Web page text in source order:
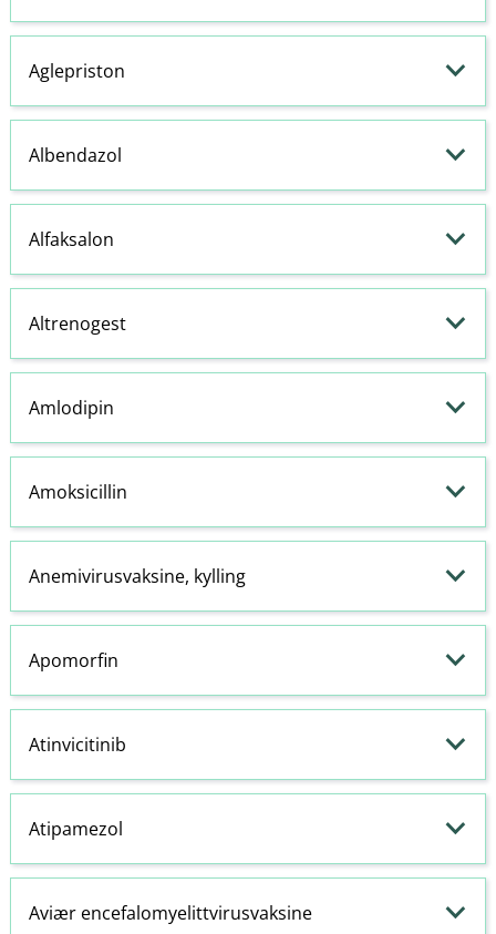
Aglepriston
Albendazol
Alfaksalon
Altrenogest
Amlodipin
Amoksicillin
Anemivirusvaksine, kylling
Apomorfin
Atinvicitinib
Atipamezol
Aviær encefalomyelittvirusvaksine